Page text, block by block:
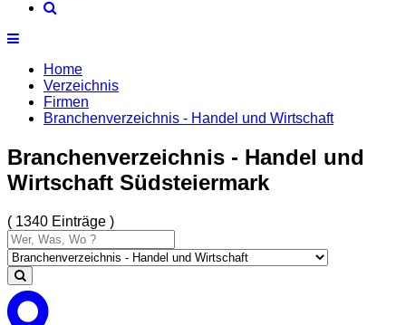
Home
Verzeichnis
Firmen
Branchenverzeichnis - Handel und Wirtschaft
Branchenverzeichnis - Handel und
Wirtschaft Südsteiermark
( 1340 Einträge )